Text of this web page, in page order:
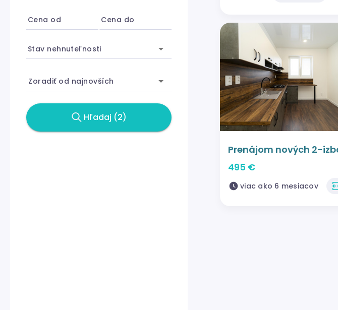
Cena od Cena do
Stav nehnuteľnosti
Zoradiť od najnovších
Hľadaj (2)
Prenájom nových 2-
ihneď
495 €
viac ako 6 mesiacov